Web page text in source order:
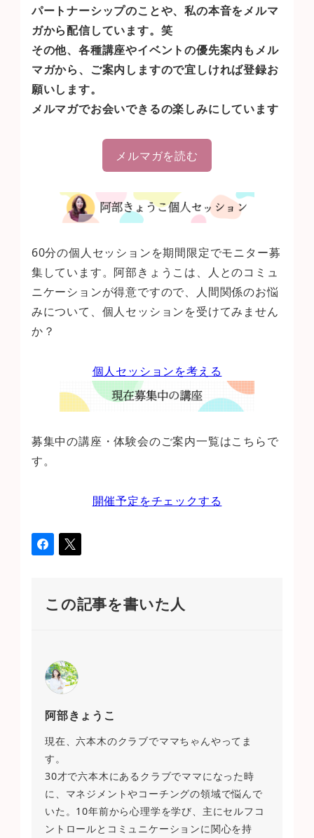
パートナーシップのことや、私の本音をメルマ
ガから配信しています。笑
その他、各種講座やイベントの優先案内もメル
マガから、ご案内しますので宜しければ登録お
願いします。
メルマガでお会いできるの楽しみにしています
メルマガを読む
60分の個人セッションを期間限定でモニター募
集しています。阿部きょうこは、人とのコミュ
ニケーションが得意ですので、人間関係のお悩
みについて、個人セッションを受けてみません
か？
個人セッションを考える
募集中の講座・体験会のご案内一覧はこちらで
す。
開催予定をチェックする
この記事を書いた人
阿部きょうこ
現在、六本木のクラブでママちゃんやってま
す。
30才で六本木にあるクラブでママになった時
に、マネジメントやコーチングの領域で悩んで
いた。10年前から心理学を学び、主にセルフコ
ントロールとコミュニケーションに関心を持